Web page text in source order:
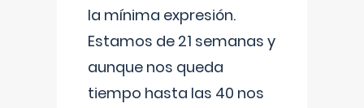
la mínima expresión.
Estamos de 21 semanas y
aunque nos queda
tiempo hasta las 40 nos